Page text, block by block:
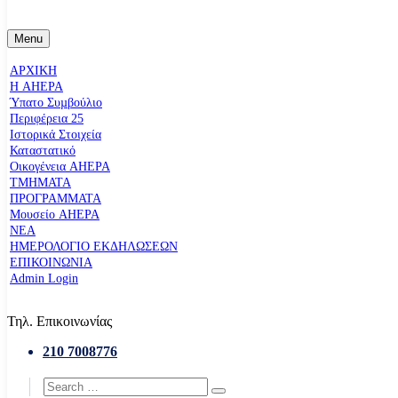
Menu
ΑΡΧΙΚΗ
Η AHEPA
Ύπατο Συµβούλιο
Περιφέρεια 25
Ιστορικά Στοιχεία
Καταστατικό
Οικογένεια AHEPA
ΤΜΗΜΑΤΑ
ΠΡΟΓΡΑΜΜΑΤΑ
Μουσείο AHEPA
ΝΕΑ
ΗΜΕΡΟΛΟΓΙΟ ΕΚΔΗΛΩΣΕΩΝ
ΕΠΙΚΟΙΝΩΝΙΑ
Admin Login
Τηλ. Επικοινωνίας
210 7008776